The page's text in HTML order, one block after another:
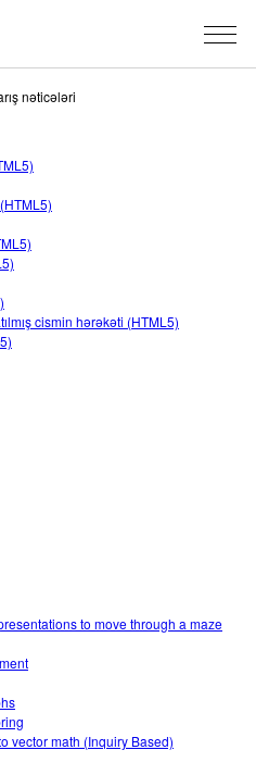
PhET
KEÇIN
KEÇIN
nəticələri
cismin hərəkəti (HTML5)
to move through a maze
vector math (Inquiry Based)